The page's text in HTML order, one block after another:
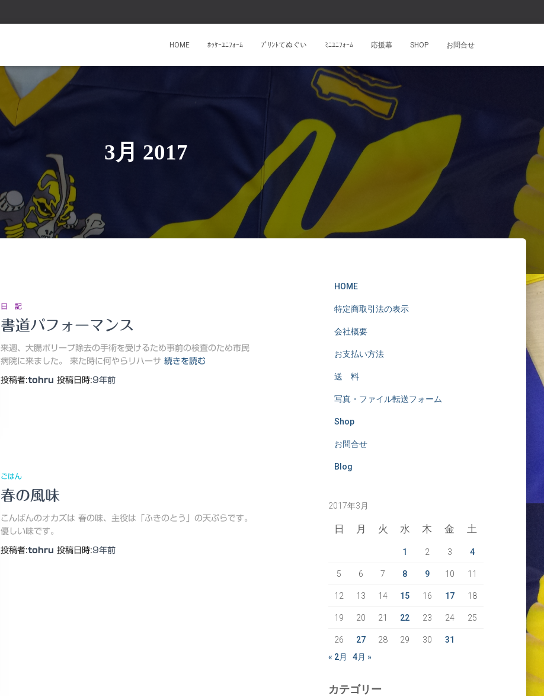
HOME ﾎｯｹｰﾕﾆﾌｫｰﾑ ﾌﾟﾘﾝﾄてぬぐい ﾐﾆﾕﾆﾌｫｰﾑ 応援幕 SHOP お問合せ
3月 2017
日 記
書道パフォーマンス
来週、大腸ポリープ除去の手術を受けるため事前の検査のため市民
病院に来ました。 来た時に何やらリハーサ 続きを読む
投稿者:tohru 投稿日時:9年前
ごはん
春の風味
こんばんのオカズは 春の味、主役は「ふきのとう」の天ぷらです。
優しい味です。
投稿者:tohru 投稿日時:9年前
HOME
特定商取引法の表示
会社概要
お支払い方法
送 料
写真・ファイル転送フォーム
Shop
お問合せ
Blog
2017年3月
日 月 火 水 木 金 土
1 2 3 4
5 6 7 8 9 10 11
12 13 14 15 16 17 18
19 20 21 22 23 24 25
26 27 28 29 30
31
« 2月
4月 »
カテゴリー